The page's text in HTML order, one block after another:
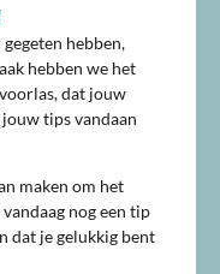
hebben,
hebben we het
dat jouw
tips vandaan
maken om het
nog een tip
dat je gelukkig bent